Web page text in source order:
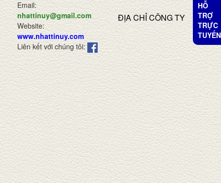
Email:
nhattinuy@gmail.com
Website:
www.nhattinuy.com
Liên kết với chúng tôi:
ĐỊA CHỈ CÔNG TY
HỖ
TRỢ
TRỰC
TUYẾN